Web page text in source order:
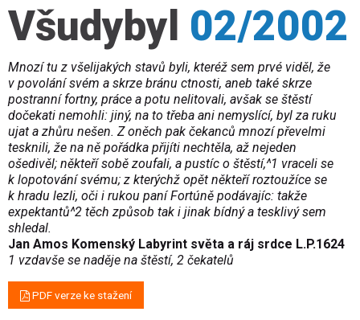
Všudybyl 02/2002
Mnozí tu z všelijakých stavů byli, kteréž sem prvé viděl, že
v povolání svém a skrze bránu ctnosti, aneb také skrze
postranní fortny, práce a potu nelitovali, avšak se štěstí
dočekati nemohli: jiný, na to třeba ani nemyslící, byl za ruku
ujat a zhůru nešen. Z oněch pak čekanců mnozí převelmi
tesknili, že na ně pořádka přijíti nechtěla, až nejeden
ošedivěl; někteří sobě zoufali, a pustíc o štěstí,^1 vraceli se
k lopotování svému; z kterýchž opět někteří roztoužíce se
k hradu lezli, oči i rukou paní Fortúně podávajíc: takže
expektantů^2 těch způsob tak i jinak bídný a tesklivý sem
shledal.
Jan Amos Komenský Labyrint světa a ráj srdce L.P.1624
1 vzdavše se naděje na štěstí, 2 čekatelů
PDF verze ke stažení